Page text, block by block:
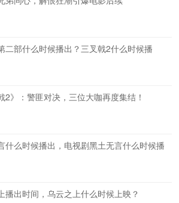
二部什么时候播出？三叉戟2什么时候播
2》：警匪对决，三位大咖再度集结！
什么时候播出，电视剧黑土无言什么时候播
播出时间，乌云之上什么时候上映？